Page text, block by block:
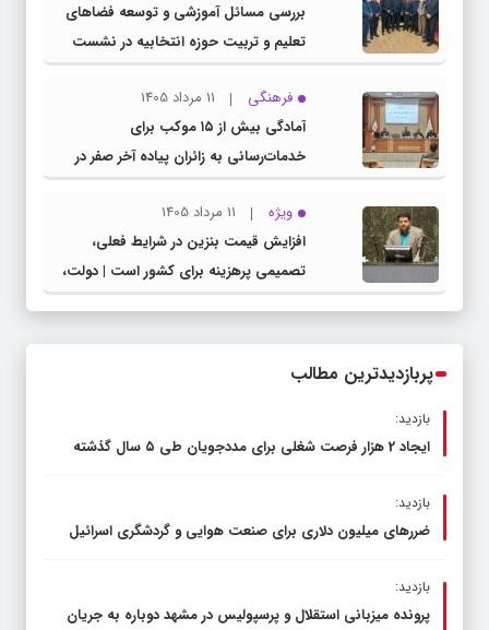
بررسی مسائل آموزشی و توسعه فضاهای
تعلیم و تربیت حوزه انتخابیه در نشست
مشترک عضو کمیسیون آموزش مجلس با
مدیرکل آموزش و پرورش خراسان رضوی
فرهنگی
11 مرداد 1405
آمادگی بیش از ۱۵ موکب برای
خدمات‌رسانی به زائران پیاده آخر صفر در
شهرستان چناران
ویژه
11 مرداد 1405
افزایش قیمت بنزین در شرایط فعلی،
تصمیمی پرهزینه برای کشور است | دولت،
قاچاق سوخت و عوامل اصلی ناترازی را
پربازدیدترین مطالب
بازدید:
ایجاد 2 هزار فرصت شغلی برای مددجویان طی ۵ سال گذشته
بازدید:
ضررهای میلیون دلاری برای صنعت هوایی و گردشگری اسرائیل
بازدید:
پرونده میزبانی استقلال و پرسپولیس در مشهد دوباره به جریان